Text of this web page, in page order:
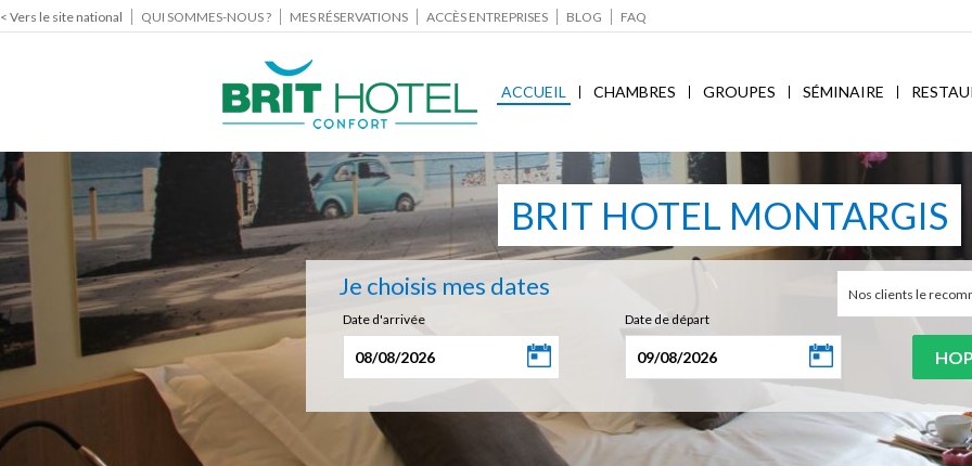
< Vers le site national QUI SOMMES-NOUS ? MES RÉSERVATIONS ACCÈS ENTREPRISES BLOG FAQ
ACCUEIL CHAMBRES GROUPES SÉMINAIRE
Je choisis mes dates Nos clients le
Date d'arrivée
Date de départ
BRIT HOTEL MONTARGIS